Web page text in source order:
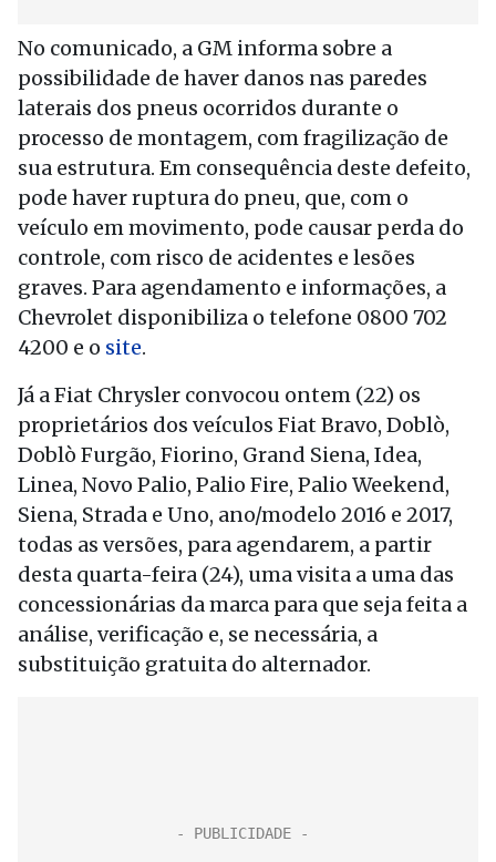
No comunicado, a GM informa sobre a
possibilidade de haver danos nas paredes
laterais dos pneus ocorridos durante o
processo de montagem, com fragilização de
sua estrutura. Em consequência deste defeito,
pode haver ruptura do pneu, que, com o
veículo em movimento, pode causar perda do
controle, com risco de acidentes e lesões
graves. Para agendamento e informações, a
Chevrolet disponibiliza o telefone 0800 702
4200 e o site.
Já a Fiat Chrysler convocou ontem (22) os
proprietários dos veículos Fiat Bravo, Doblò,
Doblò Furgão, Fiorino, Grand Siena, Idea,
Linea, Novo Palio, Palio Fire, Palio Weekend,
Siena, Strada e Uno, ano/modelo 2016 e 2017,
todas as versões, para agendarem, a partir
desta quarta-feira (24), uma visita a uma das
concessionárias da marca para que seja feita a
análise, verificação e, se necessária, a
substituição gratuita do alternador.